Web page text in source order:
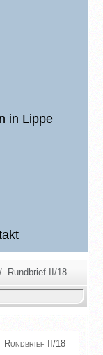
in Lippe
Rundbrief II/18
Rundbrief II/18